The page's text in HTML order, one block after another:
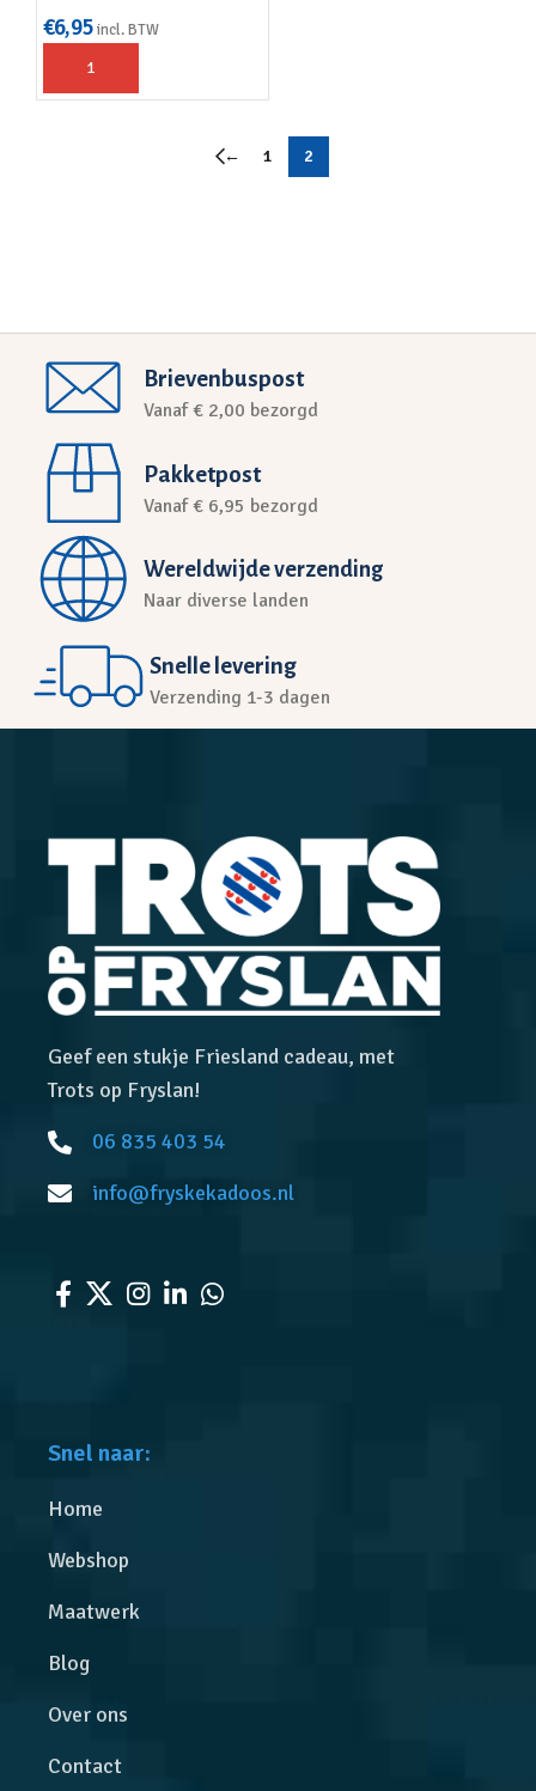
€6,95 incl. BTW
← 1 2
Brievenbuspost
Vanaf € 2,00 bezorgd
Pakketpost
Vanaf € 6,95 bezorgd
Wereldwijde verzending
Naar diverse landen
Snelle levering
Verzending 1-3 dagen
Geef een stukje Friesland cadeau, met
Trots op Fryslan!
06 835 403 54
info@fryskekadoos.nl
Snel naar:
Home
Webshop
Maatwerk
Blog
Over ons
Contact